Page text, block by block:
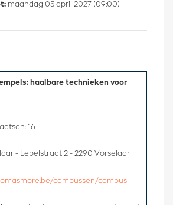
maandag 05 april 2027 (09:00)
haalbare technieken voor
16
- Lepelstraat 2 - 2290 Vorselaar
campussen/campus-